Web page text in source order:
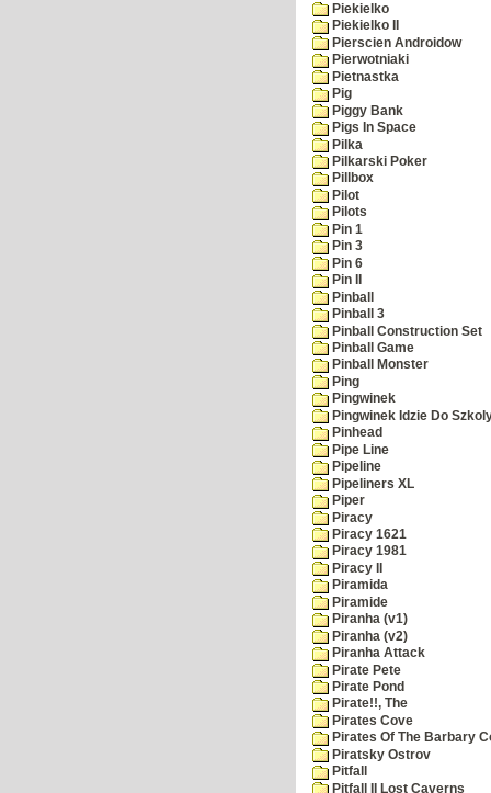
Piekielko
Piekielko II
Pierscien Androidow
Pierwotniaki
Pietnastka
Pig
Piggy Bank
Pigs In Space
Pilka
Pilkarski Poker
Pillbox
Pilot
Pilots
Pin 1
Pin 3
Pin 6
Pin II
Pinball
Pinball 3
Pinball Construction Set
Pinball Game
Pinball Monster
Ping
Pingwinek
Pingwinek Idzie Do
Pinhead
Pipe Line
Pipeline
Pipeliners XL
Piper
Piracy
Piracy 1621
Piracy 1981
Piracy II
Piramida
Piramide
Piranha (v1)
Piranha (v2)
Piranha Attack
Pirate Pete
Pirate Pond
Pirate!!, The
Pirates Cove
Pirates Of The Barbary
Piratsky Ostrov
Pitfall
Pitfall II Lost Caverns